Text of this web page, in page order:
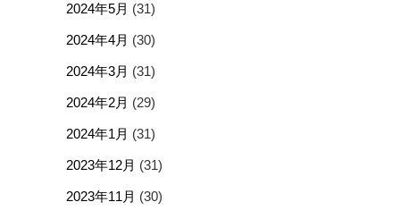
2024年5月 (31)
2024年4月 (30)
2024年3月 (31)
2024年2月 (29)
2024年1月 (31)
2023年12月 (31)
2023年11月 (30)